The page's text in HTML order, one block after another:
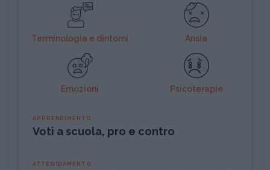
Terminologia e dintorni Ansia
Emozioni Psicoterapie
APPRENDIMENTO
Voti a scuola, pro e contro
ATTEGGIAMENTO